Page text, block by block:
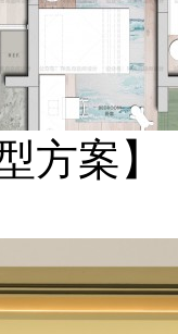
方案】